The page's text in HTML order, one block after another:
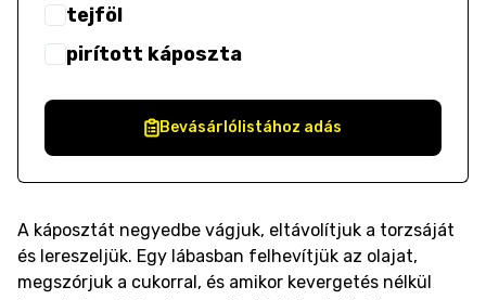
tejföl
pirított káposzta
Bevásárlólistához adás
A káposztát negyedbe vágjuk, eltávolítjuk a torzsáját
és lereszeljük. Egy lábasban felhevítjük az olajat,
megszórjuk a cukorral, és amikor kevergetés nélkül